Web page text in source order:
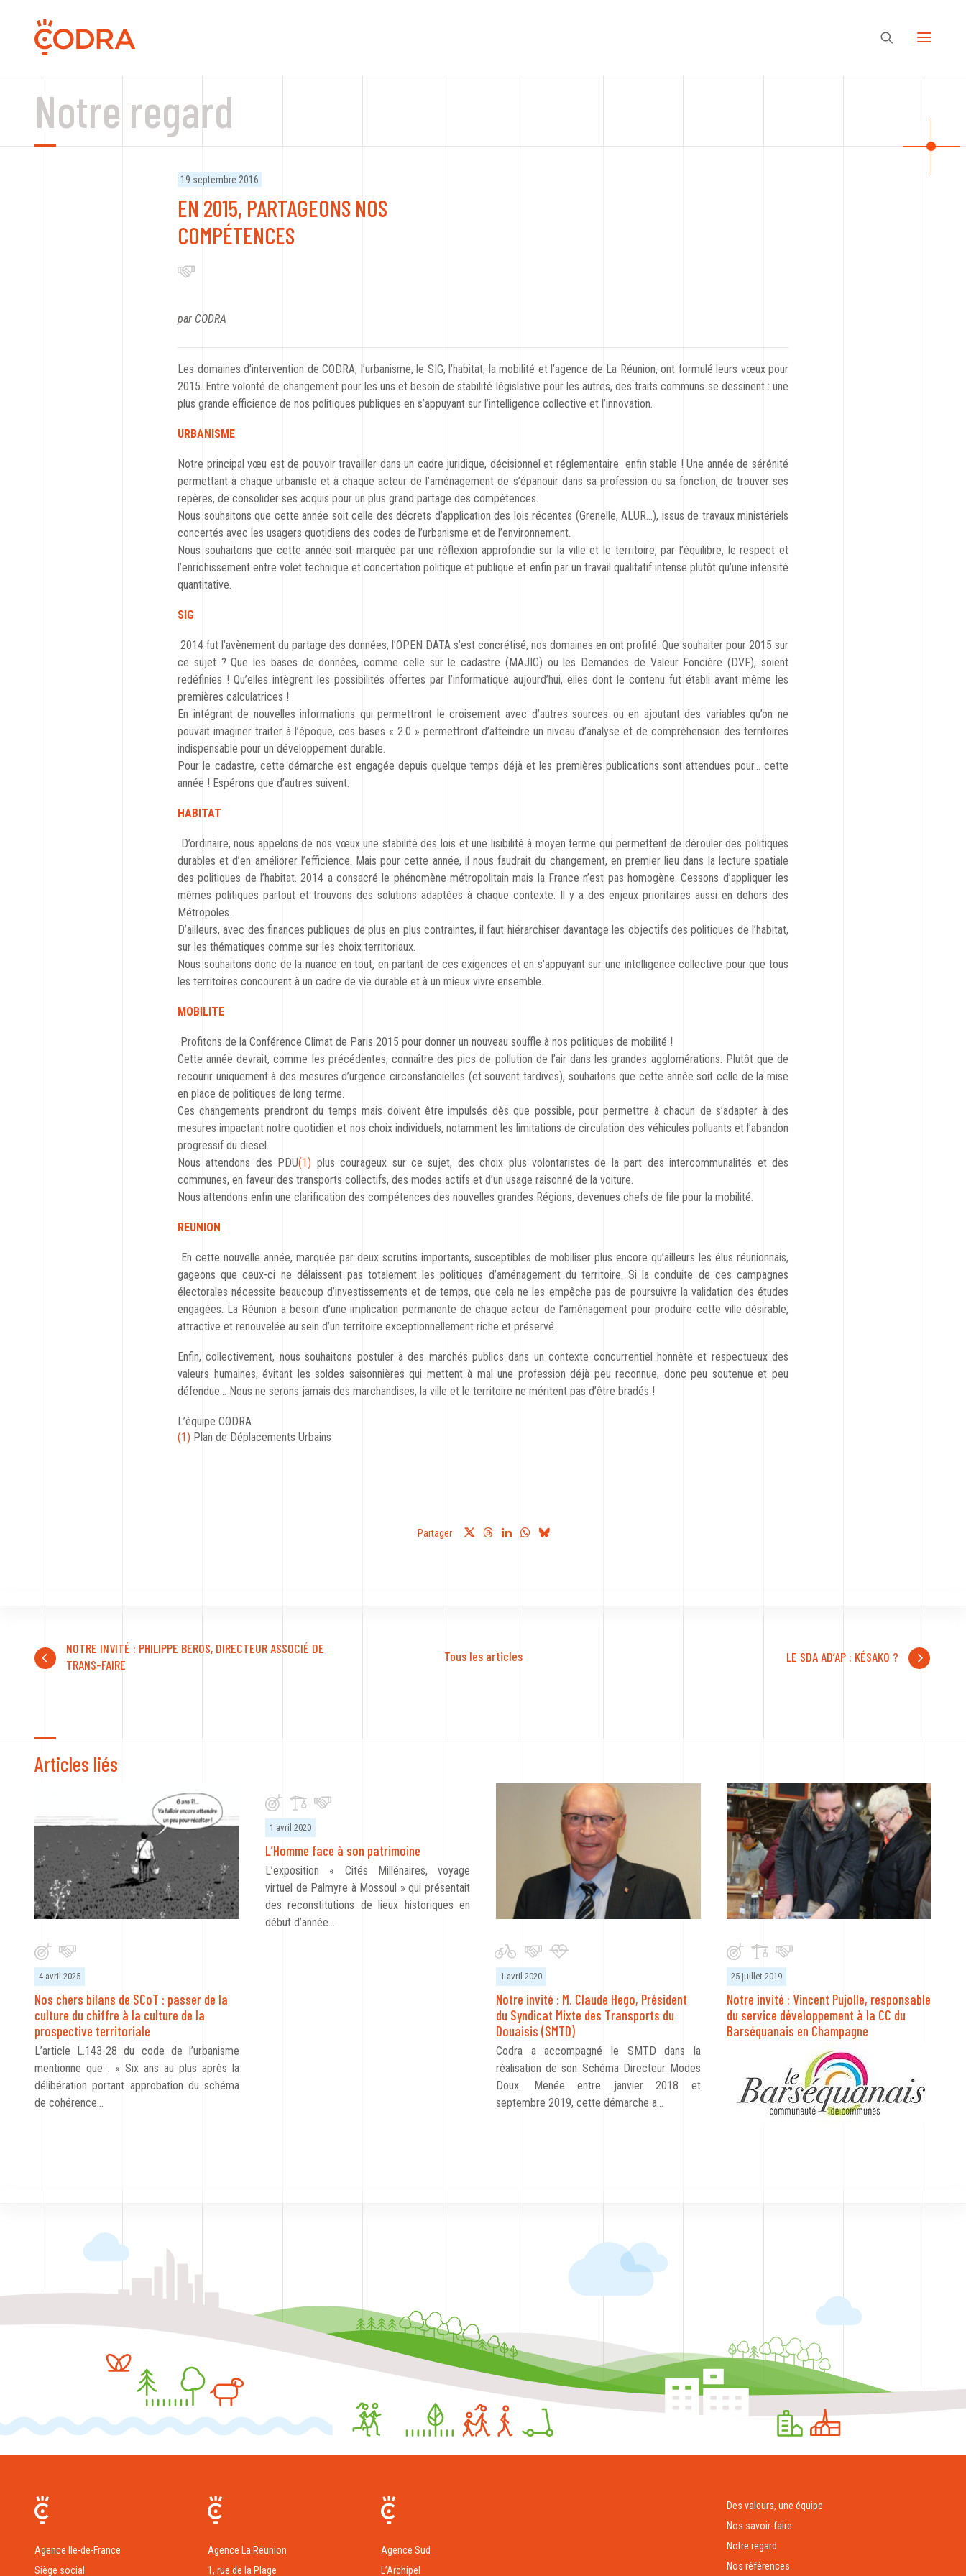
Notre regard
19 septembre 2016
EN 2015, PARTAGEONS NOS
COMPÉTENCES
par CODRA
Les domaines d’intervention de CODRA, l’urbanisme, le SIG, l’habitat, la mobilité et l’agence de La Réunion, ont formulé leurs vœux pour
2015. Entre volonté de changement pour les uns et besoin de stabilité législative pour les autres, des traits communs se dessinent : une
plus grande efficience de nos politiques publiques en s’appuyant sur l’intelligence collective et l’innovation.
URBANISME
Notre principal vœu est de pouvoir travailler dans un cadre juridique, décisionnel et réglementaire enfin stable ! Une année de sérénité
permettant à chaque urbaniste et à chaque acteur de l’aménagement de s’épanouir dans sa profession ou sa fonction, de trouver ses
repères, de consolider ses acquis pour un plus grand partage des compétences.
Nous souhaitons que cette année soit celle des décrets d’application des lois récentes (Grenelle, ALUR…), issus de travaux ministériels
concertés avec les usagers quotidiens des codes de l’urbanisme et de l’environnement.
Nous souhaitons que cette année soit marquée par une réflexion approfondie sur la ville et le territoire, par l’équilibre, le respect et
l’enrichissement entre volet technique et concertation politique et publique et enfin par un travail qualitatif intense plutôt qu’une intensité
quantitative.
SIG
2014 fut l’avènement du partage des données, l’OPEN DATA s’est concrétisé, nos domaines en ont profité. Que souhaiter pour 2015 sur
ce sujet ? Que les bases de données, comme celle sur le cadastre (MAJIC) ou les Demandes de Valeur Foncière (DVF), soient
redéfinies ! Qu’elles intègrent les possibilités offertes par l’informatique aujourd’hui, elles dont le contenu fut établi avant même les
premières calculatrices !
En intégrant de nouvelles informations qui permettront le croisement avec d’autres sources ou en ajoutant des variables qu’on ne
pouvait imaginer traiter à l’époque, ces bases « 2.0 » permettront d’atteindre un niveau d’analyse et de compréhension des territoires
indispensable pour un développement durable.
Pour le cadastre, cette démarche est engagée depuis quelque temps déjà et les premières publications sont attendues pour… cette
année ! Espérons que d’autres suivent.
HABITAT
D’ordinaire, nous appelons de nos vœux une stabilité des lois et une lisibilité à moyen terme qui permettent de dérouler des politiques
durables et d’en améliorer l’efficience. Mais pour cette année, il nous faudrait du changement, en premier lieu dans la lecture spatiale
des politiques de l’habitat. 2014 a consacré le phénomène métropolitain mais la France n’est pas homogène. Cessons d’appliquer les
mêmes politiques partout et trouvons des solutions adaptées à chaque contexte. Il y a des enjeux prioritaires aussi en dehors des
Métropoles.
D’ailleurs, avec des finances publiques de plus en plus contraintes, il faut hiérarchiser davantage les objectifs des politiques de l’habitat,
sur les thématiques comme sur les choix territoriaux.
Nous souhaitons donc de la nuance en tout, en partant de ces exigences et en s’appuyant sur une intelligence collective pour que tous
les territoires concourent à un cadre de vie durable et à un mieux vivre ensemble.
MOBILITE
Profitons de la Conférence Climat de Paris 2015 pour donner un nouveau souffle à nos politiques de mobilité !
Cette année devrait, comme les précédentes, connaître des pics de pollution de l’air dans les grandes agglomérations. Plutôt que de
recourir uniquement à des mesures d’urgence circonstancielles (et souvent tardives), souhaitons que cette année soit celle de la mise
en place de politiques de long terme.
Ces changements prendront du temps mais doivent être impulsés dès que possible, pour permettre à chacun de s’adapter à des
mesures impactant notre quotidien et nos choix individuels, notamment les limitations de circulation des véhicules polluants et l’abandon
progressif du diesel.
Nous attendons des PDU(1) plus courageux sur ce sujet, des choix plus volontaristes de la part des intercommunalités et des
communes, en faveur des transports collectifs, des modes actifs et d’un usage raisonné de la voiture.
Nous attendons enfin une clarification des compétences des nouvelles grandes Régions, devenues chefs de file pour la mobilité.
REUNION
En cette nouvelle année, marquée par deux scrutins importants, susceptibles de mobiliser plus encore qu’ailleurs les élus réunionnais,
gageons que ceux-ci ne délaissent pas totalement les politiques d’aménagement du territoire. Si la conduite de ces campagnes
électorales nécessite beaucoup d’investissements et de temps, que cela ne les empêche pas de poursuivre la validation des études
engagées. La Réunion a besoin d’une implication permanente de chaque acteur de l’aménagement pour produire cette ville désirable,
attractive et renouvelée au sein d’un territoire exceptionnellement riche et préservé.
Enfin, collectivement, nous souhaitons postuler à des marchés publics dans un contexte concurrentiel honnête et respectueux des
valeurs humaines, évitant les soldes saisonnières qui mettent à mal une profession déjà peu reconnue, donc peu soutenue et peu
défendue… Nous ne serons jamais des marchandises, la ville et le territoire ne méritent pas d’être bradés !
L’équipe CODRA
(1) Plan de Déplacements Urbains
Partager
NOTRE INVITÉ : PHILIPPE BEROS, DIRECTEUR ASSOCIÉ DE
TRANS-FAIRE
Tous les articles LE SDA AD’AP : KÉSAKO ?
Articles liés
4 avril 2025
Nos chers bilans de SCoT : passer de la
culture du chiffre à la culture de la
prospective territoriale
L’article L.143-28 du code de l’urbanisme
mentionne que : « Six ans au plus après la
délibération portant approbation du schéma
de cohérence…
1 avril 2020
L’Homme face à son patrimoine
L’exposition « Cités Millénaires, voyage
virtuel de Palmyre à Mossoul » qui présentait
des reconstitutions de lieux historiques en
début d’année…
1 avril 2020
Notre invité : M. Claude Hego, Président
du Syndicat Mixte des Transports du
Douaisis (SMTD)
Codra a accompagné le SMTD dans la
réalisation de son Schéma Directeur Modes
Doux. Menée entre janvier 2018 et
septembre 2019, cette démarche a…
25 juillet 2019
Notre invité : Vincent Pujolle, responsable
du service développement à la CC du
Barséquanais en Champagne
Agence Ile-de-France
Siège social
Agence La Réunion
1, rue de la Plage
Agence Sud
L’Archipel
Des valeurs, une équipe
Nos savoir-faire
Notre regard
Nos références